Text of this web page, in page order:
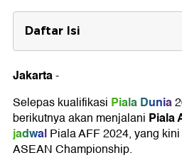
Daftar Isi
Kapan Piala AFF 2024
Jadwal Timnas
Jakarta-
Selepas kualifikasi Piala Dunia
berikutnya akan menjalani Piala
jadwalPiala AFF 2024, yang
ASEAN Championship.